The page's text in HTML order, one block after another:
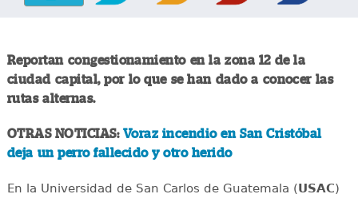
Reportan congestionamiento en la zona 12 de la
ciudad capital, por lo que se han dado a conocer las
rutas alternas.
OTRAS NOTICIAS: Voraz incendio en San Cristóbal
deja un perro fallecido y otro herido
En la Universidad de San Carlos de Guatemala (USAC)